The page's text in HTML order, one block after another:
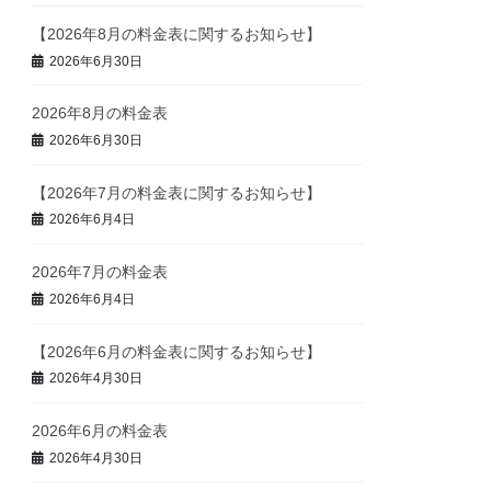
【2026年8月の料金表に関するお知らせ】
2026年6月30日
2026年8月の料金表
2026年6月30日
【2026年7月の料金表に関するお知らせ】
2026年6月4日
2026年7月の料金表
2026年6月4日
【2026年6月の料金表に関するお知らせ】
2026年4月30日
2026年6月の料金表
2026年4月30日